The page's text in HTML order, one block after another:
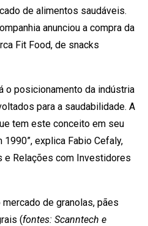
de alimentos saudáveis.
anunciou a compra da
Fit Food, de snacks
o posicionamento da indústria
para a saudabilidade. A
tem este conceito em seu
explica Fabio Cefaly,
Relações com Investidores
de granolas, pães
(fontes: Scanntech e